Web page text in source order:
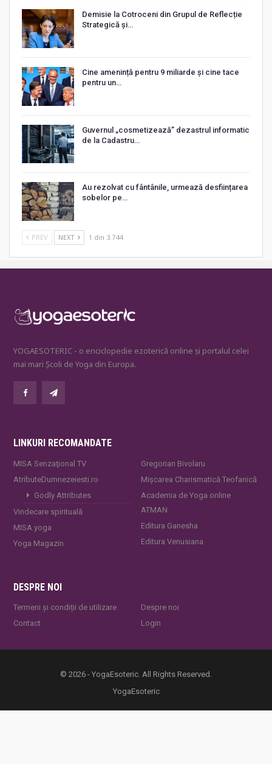
Demisie la Cotroceni din Grupul de Reflecție
Strategică și…
Cine amenință pentru 9 miliarde și cine tace
pentru un…
Guvernul „cosmetizează” dezastrul informatic
de la Cadastru…
Au rezolvat cu fântânile, urmează desființarea
sobelor pe…
PREV NEXT 1 din 3.744
YOGAESOTERIC - o enciclopedie ezoterică online și portalul celei
mai mari Școli de Yoga din Europa.
LINKURI RECOMANDATE
MISA Senzaţional TV
AtributeDumnezeiesti.ro
Godly Attributes
Vindecare spirituală
MISA.yoga
Yoga Magazin
Gregorian Bivolaru
Mișcarea Charismatică Teofanică
Academia de Yoga online
ATMAN
Editura Ganesha
Editura Venusiana
DESPRE NOI
Termeni și condiții de utilizare
Contact
Despre noi
Login
© 2026 - YogaEsoteric. All Rights Reserved.
YogaEsoteric